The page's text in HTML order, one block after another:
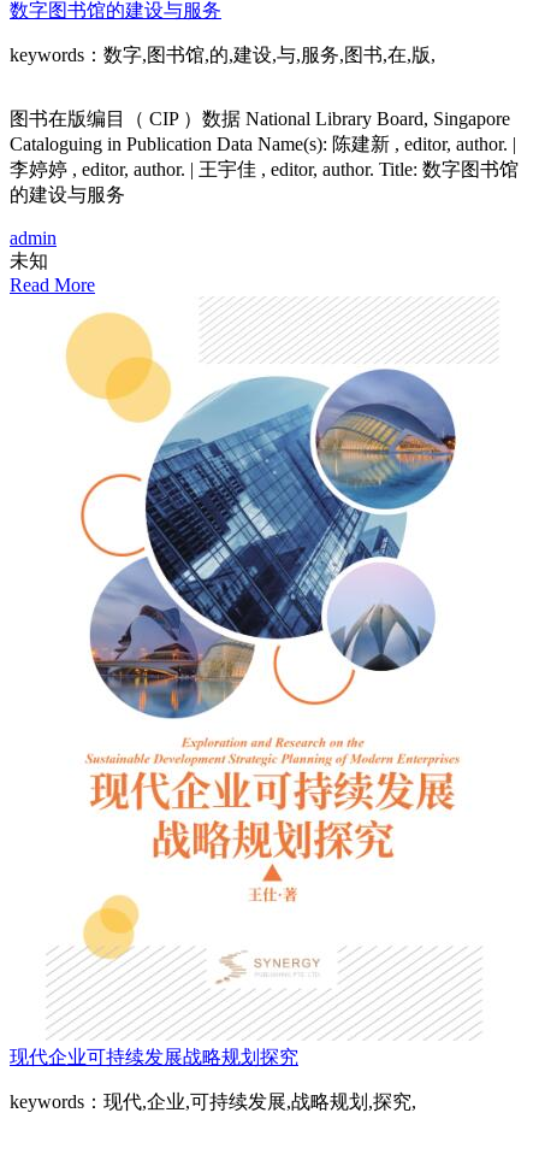
数字图书馆的建设与服务
keywords：数字,图书馆,的,建设,与,服务,图书,在,版,
图书在版编目（ CIP ）数据 National Library Board, Singapore
Cataloguing in Publication Data Name(s): 陈建新 , editor, author. |
李婷婷 , editor, author. | 王宇佳 , editor, author. Title: 数字图书馆
的建设与服务
admin
未知
Read More
现代企业可持续发展战略规划探究
keywords：现代,企业,可持续发展,战略规划,探究,